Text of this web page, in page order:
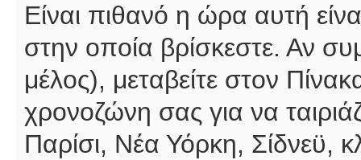
Είναι πιθανό η ώρα αυτή
στην οποία βρίσκεστε. Αν
μέλος), μεταβείτε στον
χρονοζώνη σας για να
Παρίσι, Νέα Υόρκη, Σίδνεϋ,